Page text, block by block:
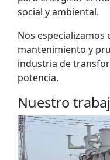
social y ambiental.
Nos
mantenimiento y
industria de
potencia.
Nuestro